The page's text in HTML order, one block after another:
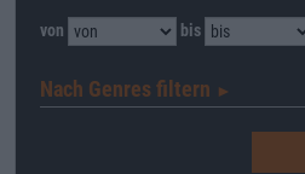
von bis
Nach Genres filtern ►︎